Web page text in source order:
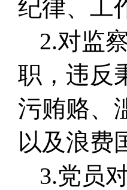
纪律、工
2.对监
职，违反
污贿赂、
以及浪费
3.党员